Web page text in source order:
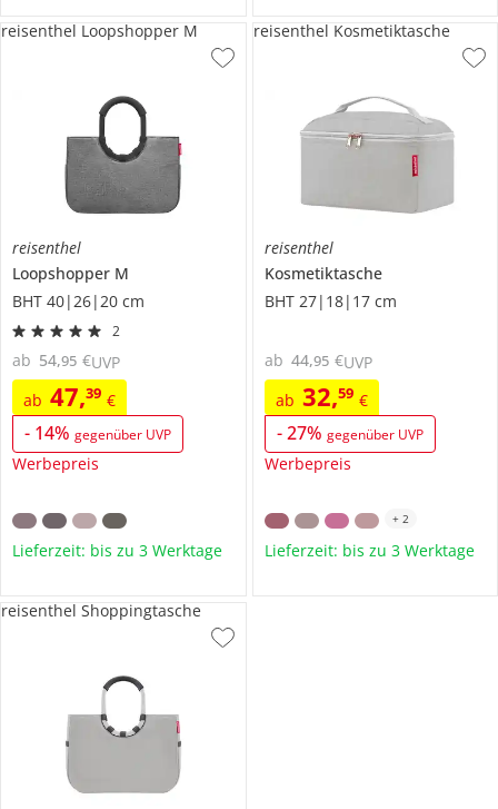
reisenthel
Loopshopper M
BHT 40|26|20 cm
2
ab 47,39 €
- 14% gegenüber UVP
Werbepreis
ab 54,95 €UVP
reisenthel Loopshopper M
Lieferzeit: bis zu 3 Werktage
reisenthel
Kosmetiktasche
BHT 27|18|17 cm
ab 32,59 €
-27% gegenüber UVP
Werbepreis
ab 44,95 €UVP
reisenthel Kosmetiktasche
+ 2
Lieferzeit: bis zu 3 Werktage
reisenthel Shoppingtasche